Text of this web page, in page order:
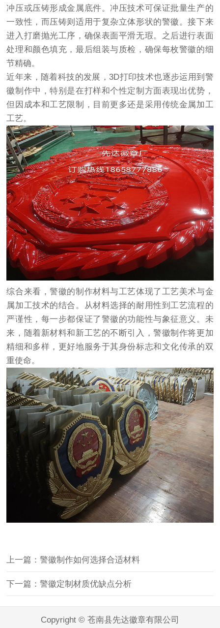
冲压或压铸形成金属底件。冲压技术可保证批量生产的
一致性，而压铸则适用于复杂立体形状的警徽。接下来
进入打磨抛光工序，确保表面平滑无瑕。之后进行表面
处理和颜色填充，最后组装与质检，确保每枚警徽的细
节精确。
近年来，随着科技的发展，3D打印技术也逐步运用到警
徽制作中，特别是在打样和个性定制方面表现出优势，
但因成本和工艺限制，目前更多还是采用传统金属加工
工艺。
综合来看，警徽的制作材料与工艺体现了工艺美术与金
属加工技术的结合。从材料选择的耐用性到工艺流程的
严谨性，每一步都保证了警徽的功能性与象征意义。未
来，随着新材料和新工艺的不断引入，警徽制作将更加
精细和多样，更好地服务于其身份标志和文化传承的双
重使命。
上一篇：警徽制作如何选择合适材料
下一篇：警徽定制材质优缺点分析
Copyright © 苍南县先达徽章有限公司